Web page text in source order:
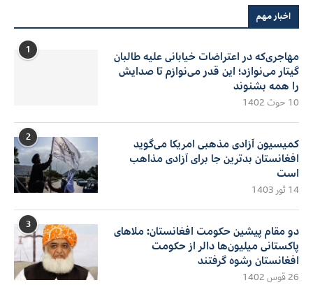
اخبار مهم
1
مهاجری‌که در اعتراضات خیابانی علیه طالبان
گیتار می‌نوازد؛ این قدر می‌نوازم تا صدایش
را همه بشنوند
10 حوت 1402
2
کمیسیون آزادی مذهبی امریکا می‌گوید
افغانستان بدترین جا برای آزادی مذاهب
است
14 ثور 1403
3
دو مقام پیشین حکومت افغانستان: ملاهای
پاکستانی میلیون‌ها دالر از حکومت
افغانستان رشوه گرفتند
26 قوس 1402